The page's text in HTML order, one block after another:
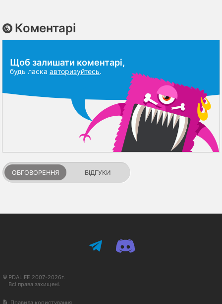
Коментарі
Щоб залишати коментарі,
будь ласка авторизуйтесь.
ОБГОВОРЕННЯ ВІДГУКИ
PDALIFE 2007-2026г.
Всі права захищені.
Правила користування